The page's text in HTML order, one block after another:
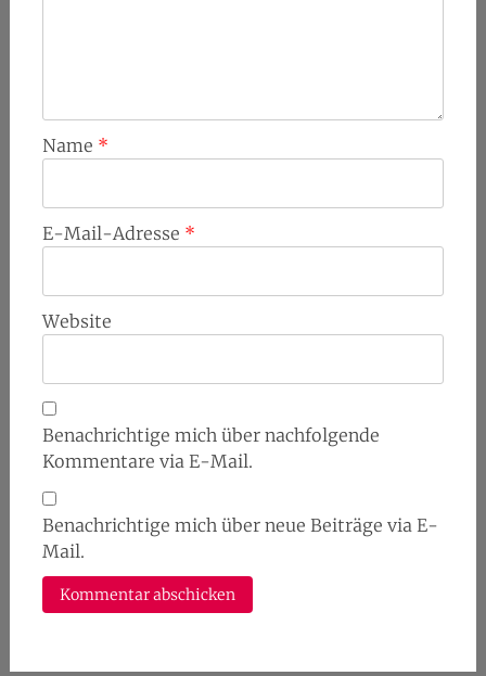
Name *
E-Mail-Adresse *
Website
Benachrichtige mich über nachfolgende
Kommentare via E-Mail.
Benachrichtige mich über neue Beiträge via E-
Mail.